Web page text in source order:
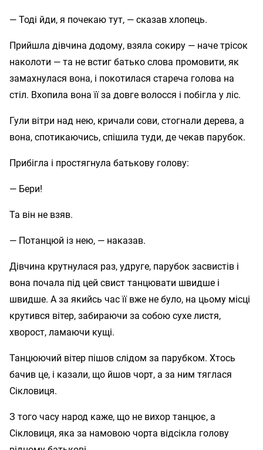
— Тоді йди, я почекаю тут, — сказав хлопець.
Прийшла дівчина додому, взяла сокиру — наче трісок
наколоти — та не встиг батько слова промовити, як
замахнулася вона, і покотилася стареча голова на
стіл. Вхопила вона її за довге волосся і побігла у ліс.
Гули вітри над нею, кричали сови, стогнали дерева, а
вона, спотикаючись, спішила туди, де чекав парубок.
Прибігла і простягнула батькову голову:
— Бери!
Та він не взяв.
— Потанцюй із нею, — наказав.
Дівчина крутнулася раз, удруге, парубок засвистів і
вона почала під цей свист танцювати швидше і
швидше. А за якийсь час її вже не було, на цьому місці
крутився вітер, забираючи за собою сухе листя,
хворост, ламаючи кущі.
Танцюючий вітер пішов слідом за парубком. Хтось
бачив це, і казали, що йшов чорт, а за ним тяглася
Сікловиця.
З того часу народ каже, що не вихор танцює, а
Сікловиця, яка за намовою чорта відсікла голову